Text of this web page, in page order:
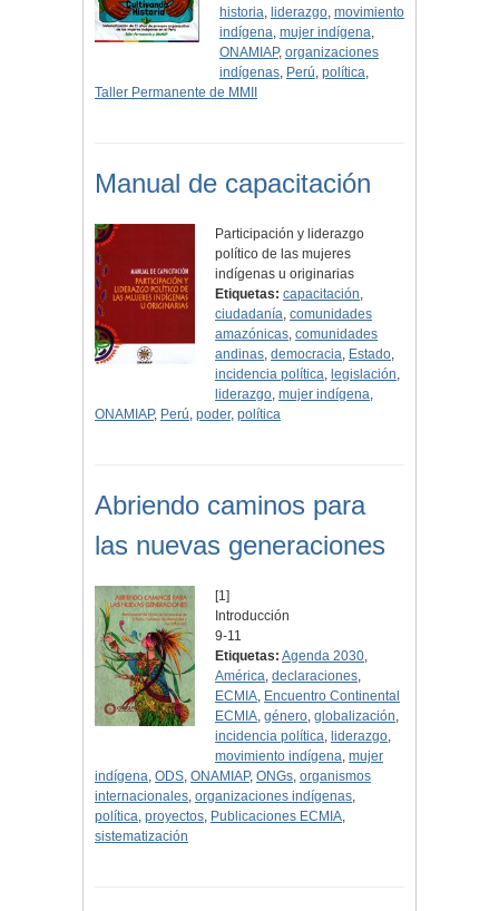
historia, liderazgo, movimiento
indígena, mujer indígena,
ONAMIAP, organizaciones
indígenas, Perú, política,
Taller Permanente de MMII
Manual de capacitación
Participación y liderazgo
político de las mujeres
indígenas u originarias
Etiquetas: capacitación,
ciudadanía,comunidades
amazónicas,comunidades
andinas,democracia, Estado,
incidencia política, legislación,
liderazgo,mujer indígena,
ONAMIAP, Perú, poder, política
Abriendo caminos para
las nuevas generaciones
[1]
Introducción
9-11
Etiquetas: Agenda 2030,
América,declaraciones,
ECMIA, Encuentro Continental
ECMIA,género,globalización,
incidencia política, liderazgo,
movimiento indígena,mujer
indígena, ODS, ONAMIAP, ONGs, organismos
internacionales, organizaciones indígenas,
política, proyectos, Publicaciones ECMIA,
sistematización